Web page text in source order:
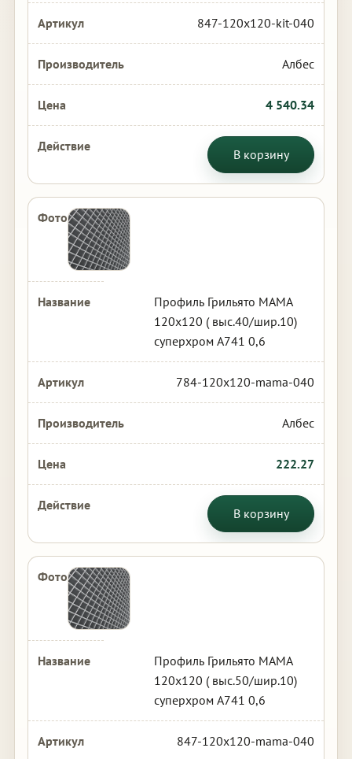
847-120x120-kit-040
Албес
4 540.34
В корзину
Профиль Грильято МАМА
120х120 ( выс.40/шир.10)
суперхром А741 0,6
784-120x120-mama-040
Албес
222.27
В корзину
Профиль Грильято МАМА
120х120 ( выс.50/шир.10)
суперхром А741 0,6
847-120x120-mama-040